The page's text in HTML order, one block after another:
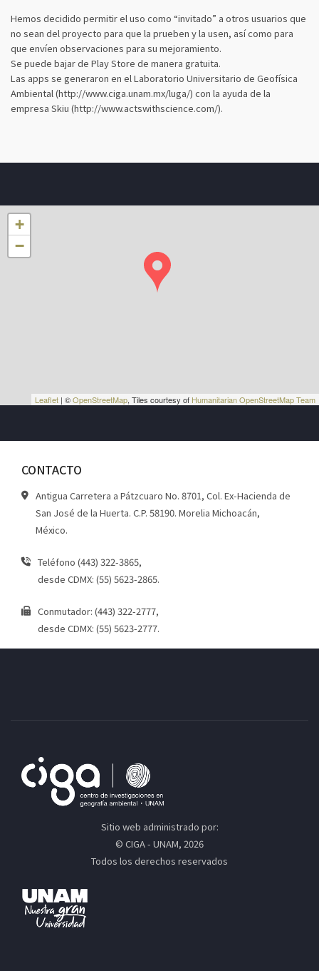
Hemos decidido permitir el uso como “invitado” a otros usuarios que
no sean del proyecto para que la prueben y la usen, así como para
que envíen observaciones para su mejoramiento.
Se puede bajar de Play Store de manera gratuita.
Las apps se generaron en el Laboratorio Universitario de Geofísica
Ambiental (http://www.ciga.unam.mx/luga/) con la ayuda de la
empresa Skiu (http://www.actswithscience.com/).
+
−
Leaflet | ©OpenStreetMap, Tiles courtesy of Humanitarian OpenStreetMap Team
CONTACTO
Antigua Carretera a Pátzcuaro No. 8701, Col. Ex-Hacienda de
San José de la Huerta. C.P. 58190. Morelia Michoacán,
México.
Teléfono (443) 322-3865,
desde CDMX: (55) 5623-2865.
Conmutador: (443) 322-2777,
desde CDMX: (55) 5623-2777.
Sitio web administrado por:
© CIGA - UNAM, 2026
Todos los derechos reservados